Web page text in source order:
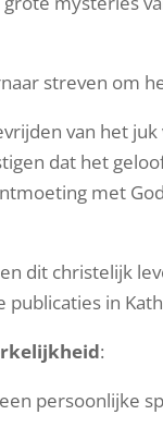
streven om
van het
dat het
met
dit christelijk
in
:
persoonlijke